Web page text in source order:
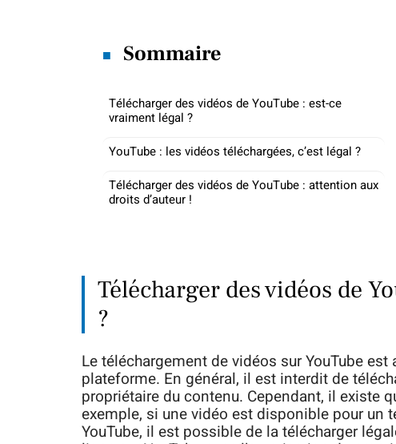
Sommaire
Télécharger des vidéos de YouTube : est-ce
vraiment légal ?
YouTube : les vidéos téléchargées, c’est légal ?
Télécharger des vidéos de YouTube : attention aux
droits d’auteur !
Télécharger des vidéos de
?
Le téléchargement de vidéos sur YouTube
plateforme. En général, il est interdit de
propriétaire du contenu. Cependant, il existe
exemple, si une vidéo est disponible pour un
YouTube, il est possible de la télécharger